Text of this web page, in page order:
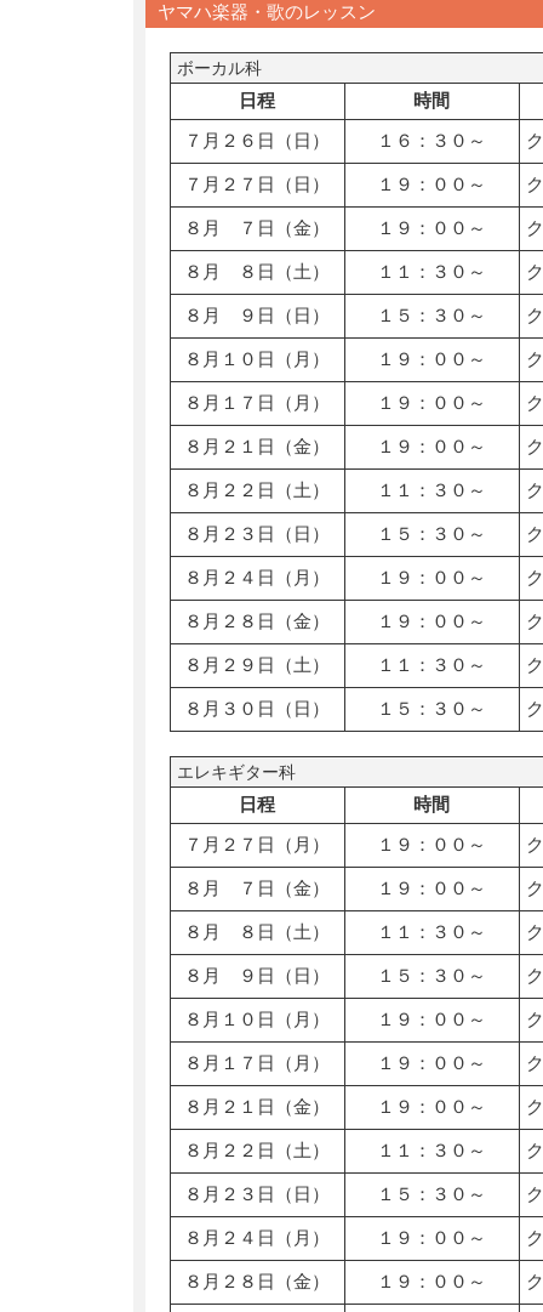
ヤマハ楽器・歌のレッスン
ボーカル科
日程
時間
７月２６日（日）
１６：３０～
７月２７日（日） １９：００～
８月 ７日（金） １９：００～
８月 ８日（土） １１：３０～
８月 ９日（日） １５：３０～
８月１０日（月） １９：００～
８月１７日（月） １９：００～
８月２１日（金） １９：００～
８月２２日（土） １１：３０～
８月２３日（日） １５：３０～
８月２４日（月） １９：００～
８月２８日（金） １９：００～
８月２９日（土） １１：３０～
８月３０日（日） １５：３０～
エレキギター科
日程
時間
７月２７日（月）
１９：００～
８月 ７日（金） １９：００～
８月 ８日（土） １１：３０～
８月 ９日（日） １５：３０～
８月１０日（月） １９：００～
８月１７日（月） １９：００～
８月２１日（金） １９：００～
８月２２日（土） １１：３０～
８月２３日（日） １５：３０～
８月２４日（月） １９：００～
８月２８日（金） １９：００～